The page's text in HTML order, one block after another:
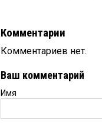
Комментарии
Комментариев нет.
Ваш комментарий
Имя